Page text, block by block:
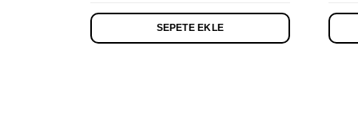
SEPETE EKLE